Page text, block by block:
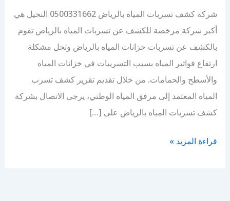
شركة كشف تسربات المياه بالرياض 0500331662 النخيل هي
أكبر شركة مرخصة للكشف عن تسربات المياه بالرياض تقوم
بالكشف عن تسربات خزانات المياه بالرياض وتحل مشكلة
ارتفاع فواتير المياه بسبب التسريبات في خزانات المياه
والأسطح والحمامات. من خلال تقديم تقرير كشف تسرب
المياه المعتمد إلى مرفق المياه الوطني، يرجى الاتصال بشركة
كشف تسربات المياه بالرياض على […]
شركة
قراءة المزيد »